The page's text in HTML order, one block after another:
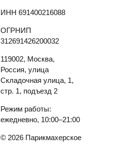
ИНН 691400216088
ОГРНИП
312691426200032
119002, Москва,
Россия, улица
Складочная улица, 1,
стр. 1, подъезд 2
Режим работы:
ежедневно, 10:00–21:00
© 2026 Парикмахерское